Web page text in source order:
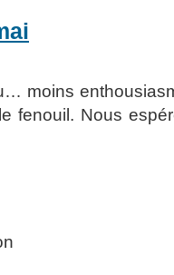
moins
fenouil. Nous